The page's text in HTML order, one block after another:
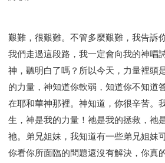
艱難，很艱難。不管多麼艱難，我告訴
我們走過這段路，我一定會向我的神唱
神，聽明白了嗎？所以今天，力量裡頭
的力量，神知道你軟弱，知道你不知道
在耶和華神那裡。神知道，你很辛苦。
生，神是我的力量！祂是我的拯救，祂
祂。弟兄姐妹，我知道有一些弟兄姐妹
你看你所面臨的問題還沒有解決，你真